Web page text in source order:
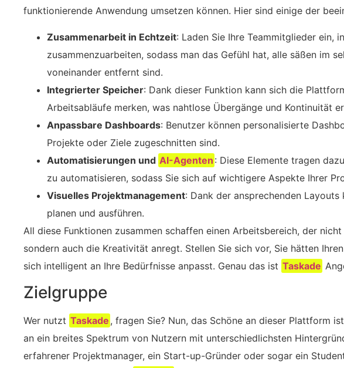
funktionierende Anwendung umsetzen können. Hier sind einige der
Zusammenarbeit in Echtzeit: Laden Sie Ihre Teammitglieder ein,
zusammenzuarbeiten, sodass man das Gefühl hat, alle säßen im
voneinander entfernt sind.
Integrierter Speicher: Dank dieser Funktion kann sich die
Arbeitsabläufe merken, was nahtlose Übergänge und Kontinuität
Anpassbare Dashboards: Benutzer können personalisierte
Projekte oder Ziele zugeschnitten sind.
Automatisierungen und AI-Agenten : Diese Elemente tragen
zu automatisieren, sodass Sie sich auf wichtigere Aspekte Ihrer
Visuelles Projektmanagement: Dank der ansprechenden
planen und ausführen.
All diese Funktionen zusammen schaffen einen Arbeitsbereich, der
sondern auch die Kreativität anregt. Stellen Sie sich vor, Sie hätten
sich intelligent an Ihre Bedürfnisse anpasst. Genau das ist Taskade
Zielgruppe
Wer nutzt Taskade , fragen Sie? Nun, das Schöne an dieser Plattform
an ein breites Spektrum von Nutzern mit unterschiedlichsten
erfahrener Projektmanager, ein Start-up-Gründer oder sogar ein